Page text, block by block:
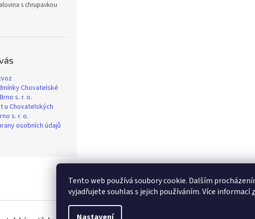
Tento web používá soubory cookie. Dalším
vyjadřujete souhlas s jejich používáním. Více informací
s chrupavkou
Chovatelské
s. r. o.
u Chovatelských
s. r. o.
osobních údajů